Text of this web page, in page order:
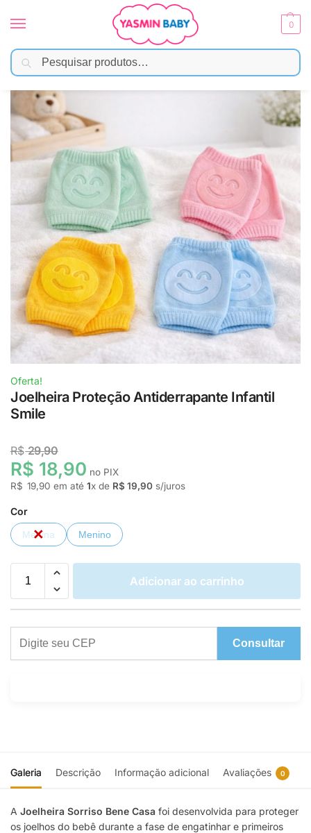
0
Início Moda Bebê / Meias e Acessórios
Oferta!
Joelheira Proteção Antiderrapante Infantil
Smile
R$29,90
R$ 18,90 no PIX
R$ 19,90 em até 1x de R$ 19,90 s/juros
Cor
Menina Menino
Adicionar ao carrinho
Consultar
Galeria Descrição Informação adicional Avaliações 0
A Joelheira Sorriso Bene Casa foi desenvolvida para proteger
os joelhos do bebê durante a fase de engatinhar e primeiros